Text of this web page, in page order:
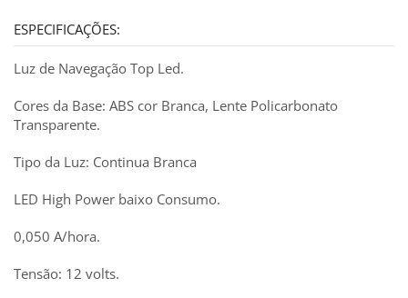
ESPECIFICAÇÕES:
Luz de Navegação Top Led.
Cores da Base: ABS cor Branca, Lente Policarbonato
Transparente.
Tipo da Luz: Continua Branca
LED High Power baixo Consumo.
0,050 A/hora.
Tensão: 12 volts.